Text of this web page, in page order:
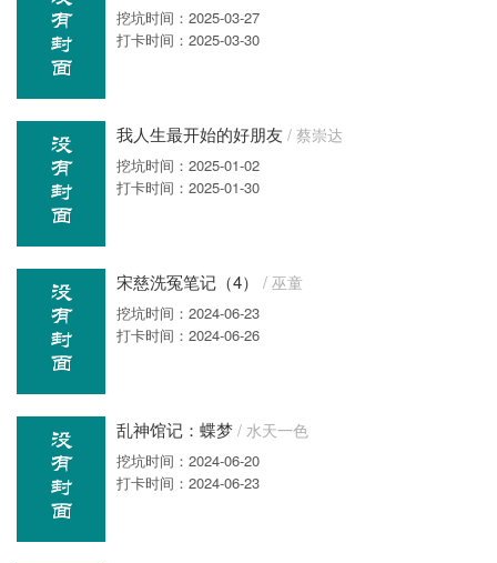
挖坑时间：2025-03-27
打卡时间：2025-03-30
我人生最开始的好朋友 / 蔡崇达
挖坑时间：2025-01-02
打卡时间：2025-01-30
宋慈洗冤笔记（4） / 巫童
挖坑时间：2024-06-23
打卡时间：2024-06-26
乱神馆记：蝶梦 / 水天一色
挖坑时间：2024-06-20
打卡时间：2024-06-23